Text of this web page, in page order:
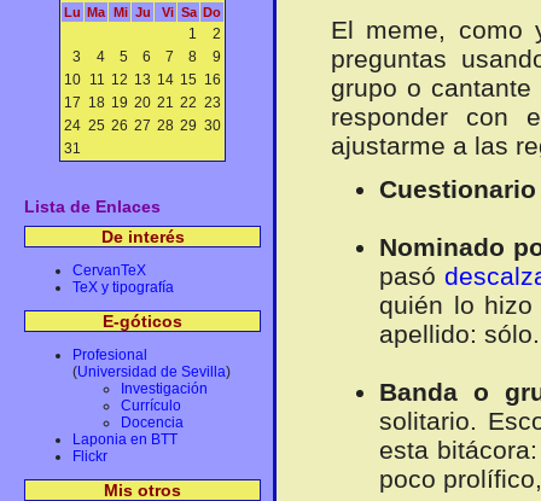
El meme, como
preguntas
grupo o
responder con
ajustarme a las
Nominado
pasó
quién lo
apellido: sólo.
Banda o
solitario.
esta
poco
Lu Ma Mi Ju Vi Sa Do
1
2
3
4 5 6 7 8
9
10 11 12 13 14 15 16
17 18 19 20 21 22 23
24 25 26 27 28 29 30
31
Lista de Enlaces
De interés
CervanTeX
TeX y tipografía
E-góticos
Profesional
(Universidad de Sevilla)
Investigación
Currículo
Docencia
Laponia en BTT
Flickr
Mis otros